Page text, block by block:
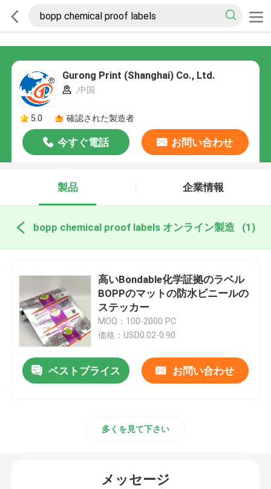
Gurong Print (Shanghai) Co., Ltd.
,中国
5.0 確認された製造者
今すぐ電話 お問い合わせ
製品 企業情報
bopp chemical proof labels オンライン製造 (1)
高いBondable化学証拠のラベル
BOPPのマットの防水ビニールの
ステッカー
MOQ：100-2000 PC
価格：USD0.02-0.90
ベストプライス お問い合わせ
多くを見て下さい
メッセージ